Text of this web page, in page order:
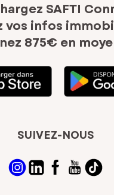
SAFTI
vos infos
875€ en
SUIVEZ-NOUS